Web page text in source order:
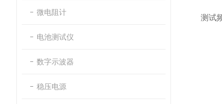
微电阻计
电池测试仪
数字示波器
稳压电源
测试